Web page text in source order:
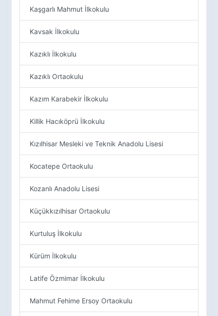
Kaşgarlı Mahmut İlkokulu
Kavsak İlkokulu
Kazıklı İlkokulu
Kazıklı Ortaokulu
Kazım Karabekir İlkokulu
Killik Hacıköprü İlkokulu
Kızılhisar Mesleki ve Teknik Anadolu Lisesi
Kocatepe Ortaokulu
Kozanlı Anadolu Lisesi
Küçükkızılhisar Ortaokulu
Kurtuluş İlkokulu
Kürüm İlkokulu
Latife Özmimar İlkokulu
Mahmut Fehime Ersoy Ortaokulu